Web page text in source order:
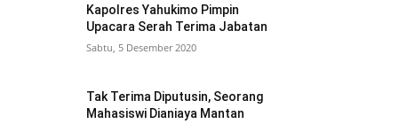
Kapolres Yahukimo Pimpin
Upacara Serah Terima Jabatan
Sabtu, 5 Desember 2020
Tak Terima Diputusin, Seorang
Mahasiswi Dianiaya Mantan